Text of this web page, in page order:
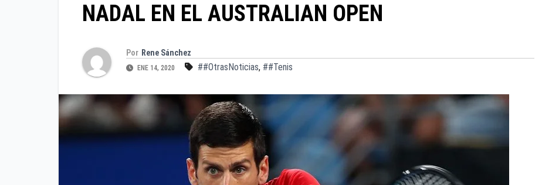
NADAL EN EL AUSTRALIAN OPEN
Por Rene Sánchez
ENE 14, 2020 ##OtrasNoticias, ##Tenis